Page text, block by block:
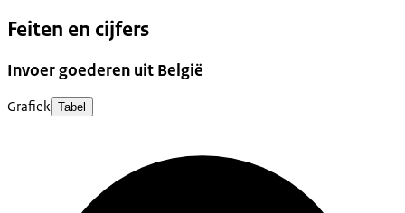
Feiten en cijfers
Invoer goederen uit België
Grafiek Tabel